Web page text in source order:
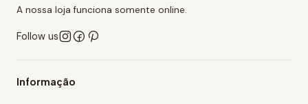
A nossa loja funciona somente online.
Follow us
Informação